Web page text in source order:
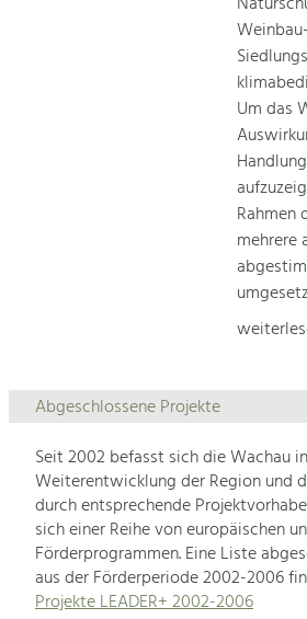
Um das
Rahmen
mehrere
Abgeschlossene Projekte
Seit 2002 befasst sich die Wachau
Weiterentwicklung der Region und
durch entsprechende
sich einer Reihe von europäischen
Förderprogrammen. Eine Liste
aus der Förderperiode 2002-2006
Projekte LEADER+ 2002-2006